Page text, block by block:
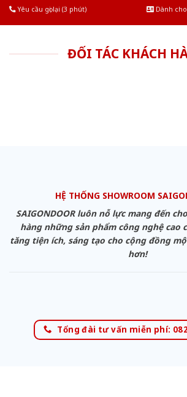
Yêu cầu gọi lại (3 phút)
Dành
ĐỐI TÁC KHÁCH
HỆ THỐNG SHOWROOM
SAIGONDOOR luôn nỗ lực mang đến
hàng những sản phẩm công nghệ cao
tăng tiện ích, sáng tạo cho cộng đồng
hơn!
Tổng đài tư vấn miễn phí: